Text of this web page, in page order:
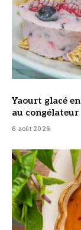
Yaourt glacé
au congélateur
6 août 2026
© DR